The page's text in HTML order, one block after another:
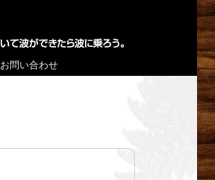
お問い合わせ